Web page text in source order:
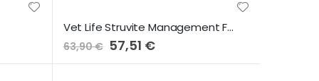
Vet Life Struvite Management Feline-5Kg
63,90 € Preço
Especial
57,51 €